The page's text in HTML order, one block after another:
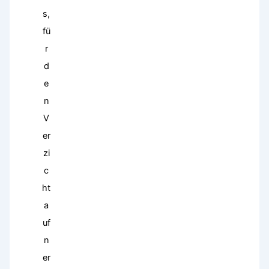
s,
fü
r
d
e
n
V
er
zi
c
ht
a
uf
n
er